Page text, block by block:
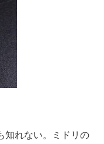
知れない。ミドリの